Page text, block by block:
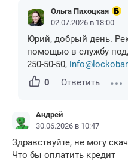
Ольга Пихоцкая
02.07.2026 в 18:00
Юрий, добрый день.
помощью в службу
250-50-50,
0
Ответить
Андрей
30.06.2026 в 10:47
Здравствуйте, не могу
Что бы оплатить кредит